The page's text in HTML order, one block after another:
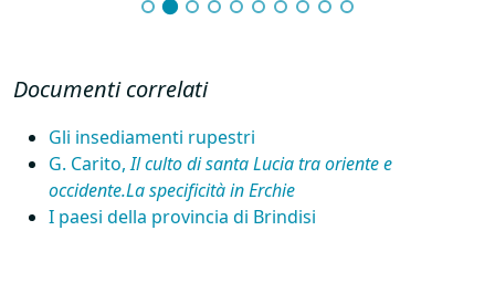
Documenti correlati
Gli insediamenti rupestri
G. Carito,Il culto di santa Lucia tra oriente e
occidente.La specificità in Erchie
I paesi della provincia di Brindisi